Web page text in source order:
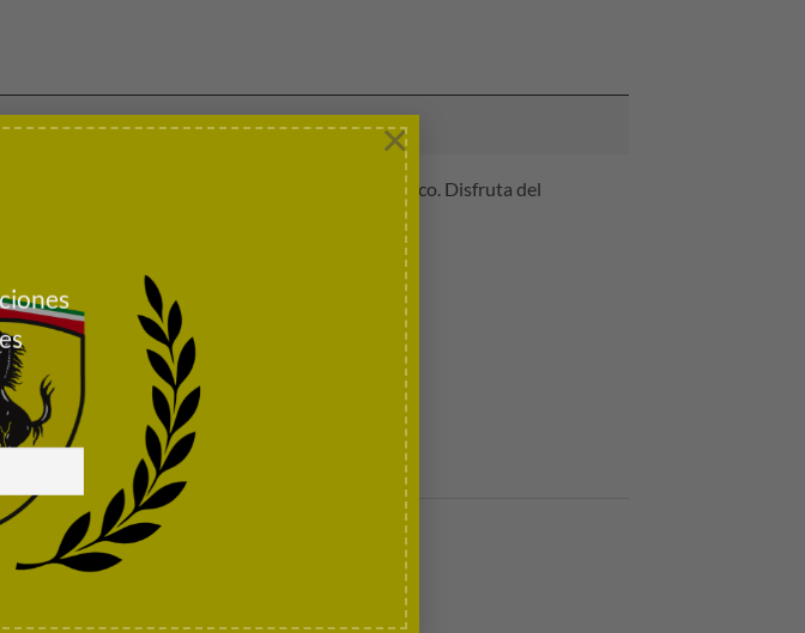
×
Fanwear Blanca, con un gráfico dedicado a Franco. Disfruta del